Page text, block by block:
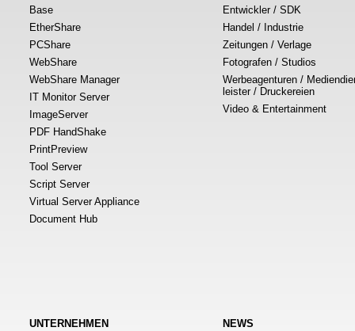
Base
EtherShare
PCShare
WebShare
WebShare Manager
IT Monitor Server
ImageServer
PDF HandShake
PrintPreview
Tool Server
Script Server
Virtual Server Appliance
Document Hub
Entwickler / SDK
Handel / Industrie
Zeitungen / Verlage
Fotografen / Studios
Werbeagenturen /
leister / Druckereien
Video & Entertainment
UNTERNEHMEN
NEWS